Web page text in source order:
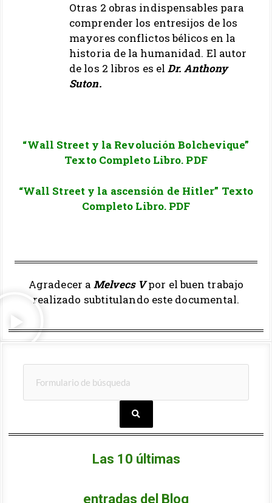
Otras 2 obras indispensables para
comprender los entresijos de los
mayores conflictos bélicos en la
historia de la humanidad. El autor
de los 2 libros es elDr. Anthony
Suton.
“Wall Street y la Revolución Bolchevique”
Texto Completo Libro. PDF
“Wall Street y la ascensión de Hitler” Texto
Completo Libro. PDF
Agradecer aMelvecs V por el buen trabajo
realizado subtitulando este documental.
Las 10 últimas
entradas del Blog